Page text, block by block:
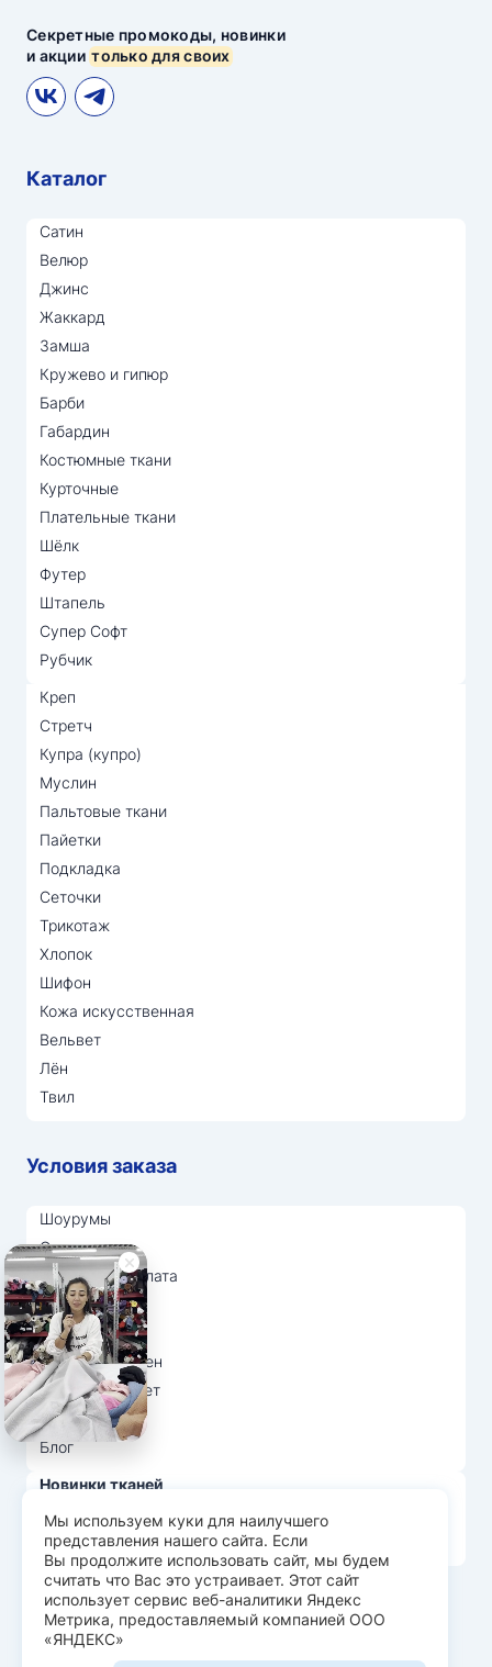
Секретные промокоды, новинки
и акциитолько для своих
Каталог
Сатин
Велюр
Джинс
Жаккард
Замша
Кружево и гипюр
Барби
Габардин
Костюмные ткани
Курточные
Плательные ткани
Шёлк
Футер
Штапель
Супер Софт
Рубчик
Креп
Стретч
Купра (купро)
Муслин
Пальтовые ткани
Пайетки
Подкладка
Сеточки
Трикотаж
Хлопок
Шифон
Кожа искусственная
Вельвет
Лён
Твил
Условия заказа
Шоурумы
Отзывы
Доставка и оплата
О нас
Вопрос-ответ
Возврат и обмен
Личный кабинет
Ткани оптом
Блог
Новинки тканей
Распродажа тканей
Лидеры продаж
© Арт Текс — продажа тканей оптом, 2026
Пользовательское соглашение
Мы используем куки для наилучшего
представления нашего сайта. Если
Вы продолжите использовать сайт, мы будем
считать что Вас это устраивает. Этот сайт
использует сервис веб-аналитики Яндекс
Метрика, предоставляемый компанией ООО
«ЯНДЕКС»